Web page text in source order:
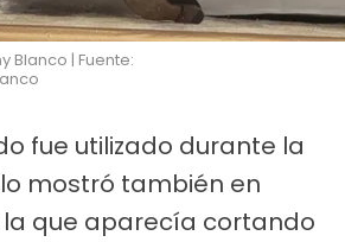
Blanco | Fuente:
fue utilizado durante la
mostró también en
que aparecía cortando